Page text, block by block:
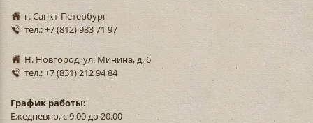
г. Санкт-Петербург
тел.: +7 (812) 983 71 97
Н. Новгород, ул. Минина, д. 6
тел.: +7 (831) 212 94 84
График работы:
Ежедневно, с 9.00 до 20.00